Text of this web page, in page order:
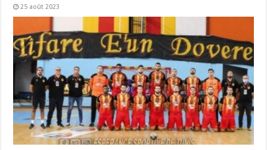
25 août 2023